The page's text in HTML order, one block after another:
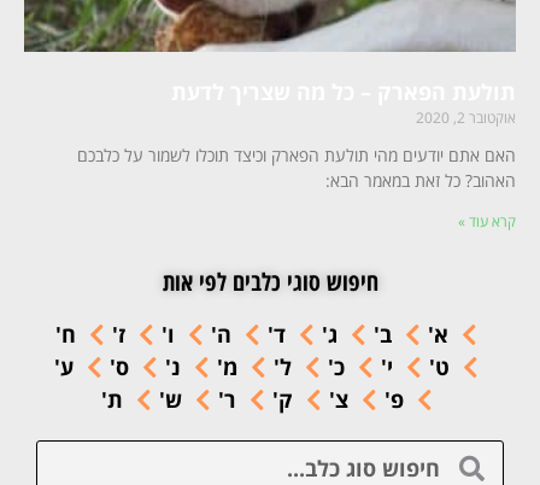
אוקטובר 2, 2020
האם אתם יודעים מהי תולעת הפארק וכיצד תוכלו לשמור על כלבכם
האהוב? כל זאת במאמר הבא:
קרא עוד »
חיפוש סוגי כלבים לפי אות
א' ב' ג' ד' ה' ו' ז'
ח'
ט'
י' כ' ל' מ' נ' ס'
ע'
פ'
צ' ק' ר' ש' ת'